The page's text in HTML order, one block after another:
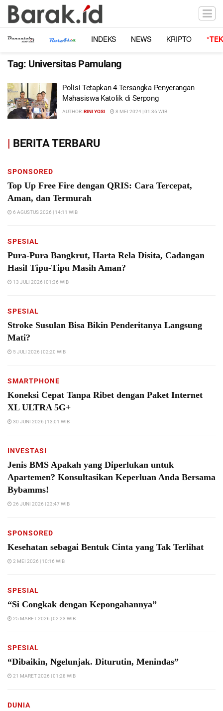
INDEKS NEWS KRIPTO
Tag: Universitas Pamulang
Polisi Tetapkan 4 Tersangka Penyerangan
Mahasiswa Katolik di Serpong
AUTHOR:RINI YOSI 8 MEI 2024 | 01:36 WIB
| BERITA TERBARU
SPONSORED
Top Up Free Fire dengan QRIS: Cara Tercepat,
Aman, dan Termurah
6 AGUSTUS 2026 | 14:11 WIB
SPESIAL
Pura-Pura Bangkrut, Harta Rela Disita, Cadangan
Hasil Tipu-Tipu Masih Aman?
13 JULI 2026 | 01:36 WIB
SPESIAL
Stroke Susulan Bisa Bikin Penderitanya Langsung
Mati?
5 JULI 2026 | 02:20 WIB
SMARTPHONE
Koneksi Cepat Tanpa Ribet dengan Paket Internet
XL ULTRA 5G+
30 JUNI 2026 | 13:01 WIB
INVESTASI
Jenis BMS Apakah yang Diperlukan untuk
Apartemen? Konsultasikan Keperluan Anda Bersama
Bybamms!
26 JUNI 2026 | 23:47 WIB
SPONSORED
Kesehatan sebagai Bentuk Cinta yang Tak Terlihat
2 MEI 2026 | 10:16 WIB
SPESIAL
“Si Congkak dengan Kepongahannya”
25 MARET 2026 | 02:23 WIB
SPESIAL
“Dibaikin, Ngelunjak. Diturutin, Menindas”
21 MARET 2026 | 01:28 WIB
DUNIA